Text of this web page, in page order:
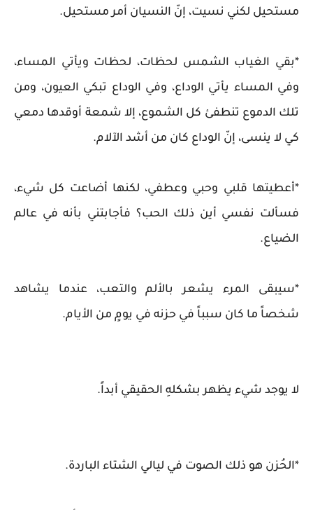
مستحيل لكني نسيت، إنّ النسيان أمر مستحيل.
*بقي الغياب الشمس لحظات، لحظات ويأتي المساء،
وفي المساء يأتي الوداع، وفي الوداع تبكي العيون، ومن
تلك الدموع تنطفئ كل الشموع، إلا شمعة أوقدها دمعي
كي لا ينسى، إنّ الوداع كان من أشد الآلام.
*أعطيتها قلبي وحبي وعطفي، لكنها أضاعت كل شيء،
فسألت نفسي أين ذلك الحب؟ فأجابتني بأنه في عالم
الضياع.
*سيبقى المرء يشعر بالألم والتعب، عندما يشاهد
شخصاً ما كان سبباً في حزنه في يومٍ من الأيام.
لا يوجد شيء يظهر بشكلهِ الحقيقي أبداً.
*الحُزن هو ذلك الصوت في ليالي الشتاء الباردة.